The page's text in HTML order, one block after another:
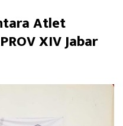
Atlet
XIV Jabar